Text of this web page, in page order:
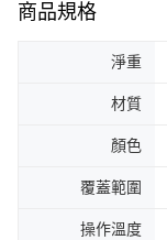
商品規格
淨重
材質
顏色
覆蓋範圍
操作溫度